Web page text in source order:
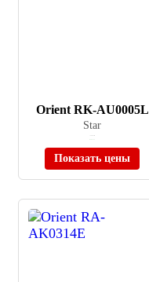
Orient RK-AU0005L
Star
Показать цены